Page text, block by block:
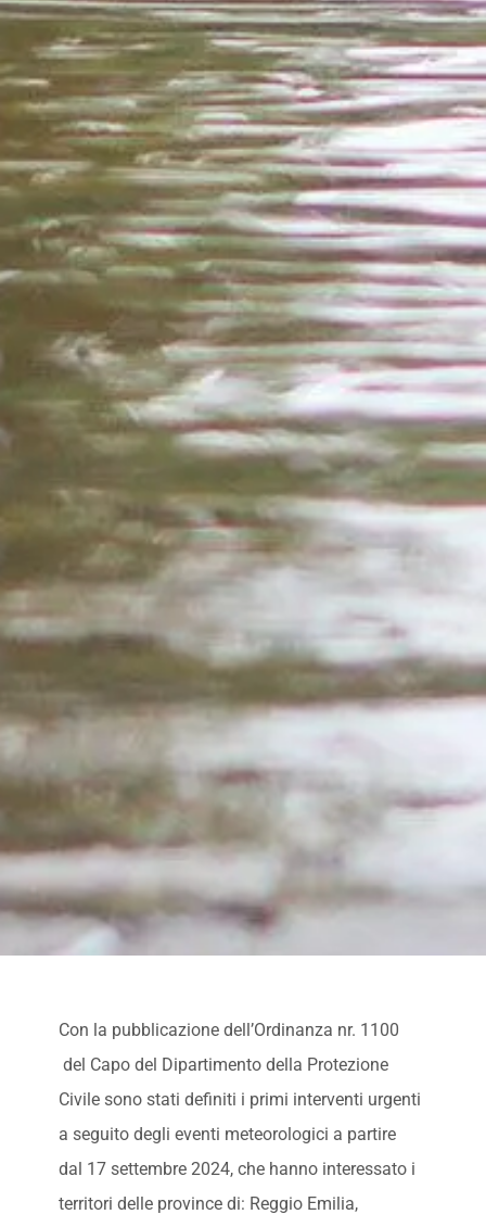
Con la pubblicazione dell’Ordinanza nr. 1100
del Capo del Dipartimento della Protezione
Civile sono stati definiti i primi interventi urgenti
a seguito degli eventi meteorologici a partire
dal 17 settembre 2024, che hanno interessato i
territori delle province di: Reggio Emilia,